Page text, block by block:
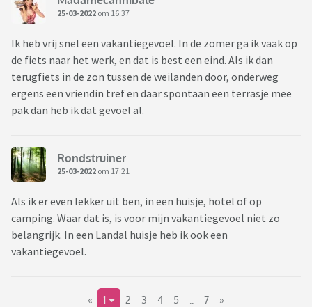
25-03-2022 om 16:37
Ik heb vrij snel een vakantiegevoel. In de zomer ga ik vaak op
de fiets naar het werk, en dat is best een eind. Als ik dan
terugfiets in de zon tussen de weilanden door, onderweg
ergens een vriendin tref en daar spontaan een terrasje mee
pak dan heb ik dat gevoel al.
Rondstruiner
25-03-2022 om 17:21
Als ik er even lekker uit ben, in een huisje, hotel of op
camping. Waar dat is, is voor mijn vakantiegevoel niet zo
belangrijk. In een Landal huisje heb ik ook een
vakantiegevoel.
« 1 2 3 4 5 7 »